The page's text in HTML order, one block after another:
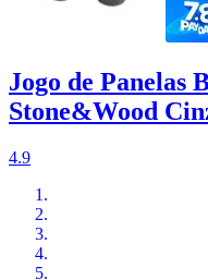
Jogo de Panelas
Stone&Wood
4.9